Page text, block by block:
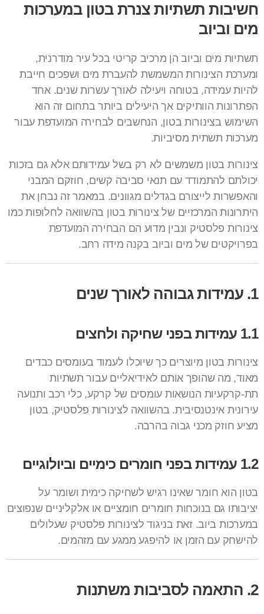
חשיבות תשתיות צנרת בטון במערכות
מים וביוב
תשתיות מים וביוב הן מרכיב קריטי בכל עיר מודרנית,
ומערכת הצינורות המשמשת להעברת מים ושפכים חייבת
להיות עמידה, בטוחה ויעילה לאורך עשרות שנים. אחד
הפתרונות הוותיקים אך היעילים ביותר בתחום זה הוא
השימוש בצינורות בטון, הנחשבים לבחירה המועדפת עבור
מערכות תשתית מסיביות.
צינורות בטון משמשים לא רק בשל עמידותם אלא גם בזכות
יכולתם להתמודד עם תנאי סביבה קשים, חוזקם המבני
והאפשרות לייצורם בגדלים מגוונים. במאמר זה נבחן את
היתרונות המרכזיים של צינורות בטון בהשוואה לחלופות כמו
צינורות פלסטיק ונבין מדוע הם הבחירה המועדפת
בפרויקטים של מים וביוב בקנה מידה רחב.
1. עמידות גבוהה לאורך שנים
1.1 עמידות בפני שחיקה ולחצים
צינורות בטון מיוצרים כך שיוכלו לעמוד בעומסים כבדים
מאוד, מה שהופך אותם לאידיאליים עבור תשתיות
תת-קרקעיות הנושאות עומסים של קרקע, כלי רכב ותנועה
עירונית אינטנסיבית. בהשוואה לצינורות פלסטיק, בטון
מציע חוזק מכני גבוה בהרבה.
1.2 עמידות בפני חומרים כימיים וביולוגיים
בטון הוא חומר שאינו רגיש לשחיקה כימית ושומר על
יציבותו גם בנוכחות חומרים חומציים או אלקליניים שנפוצים
במערכות ביוב. זאת בניגוד לצינורות פלסטיק שעלולים
להישחק עם הזמן או להיפגע ממגע עם מזהמים.
2. התאמה לסביבות משתנות